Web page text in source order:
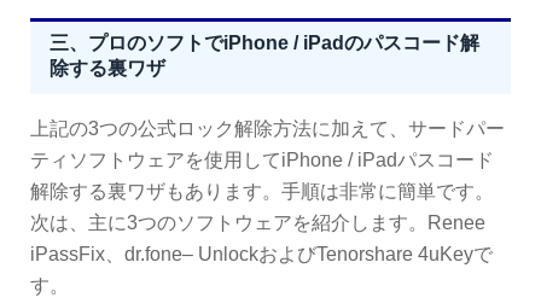
三、プロのソフトでiPhone / iPadのパスコード解
除する裏ワザ
上記の3つの公式ロック解除方法に加えて、サードパー
ティソフトウェアを使用してiPhone / iPadパスコード
解除する裏ワザもあります。手順は非常に簡単です。
次は、主に3つのソフトウェアを紹介します。Renee
iPassFix、dr.fone– UnlockおよびTenorshare 4uKeyで
す。